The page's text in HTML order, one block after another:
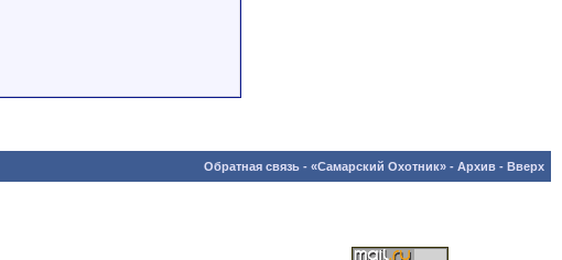
Обратная связь - «Самарский Охотник» - Архив - Вверх